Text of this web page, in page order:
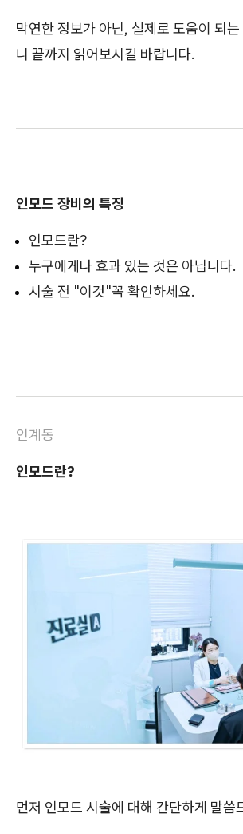
막연한 정보가 아닌, 실제로 도움이 되
니 끝까지 읽어보시길 바랍니다.
인모드 장비의 특징
인모드란?
누구에게나 효과 있는 것은 아닙니다.
시술 전 "이것"꼭 확인하세요.
인계동
인모드란?
먼저 인모드 시술에 대해 간단하게 말씀